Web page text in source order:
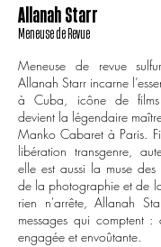
Meneuse de Revue
Allanah Starr
Meneuse de revue
Allanah Starr incarne
à Cuba, icône de
devient la légendaire
Manko Cabaret à Paris.
libération transgenre,
elle est aussi la muse
de la photographie et de
rien n'arrête, Allanah
messages qui comptent :
engagée et envoûtante.